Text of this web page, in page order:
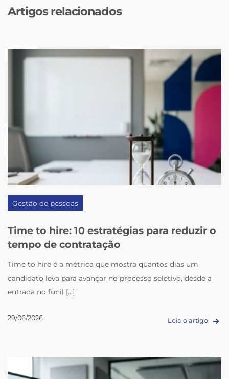
Artigos relacionados
Gestão de pessoas
Time to hire: 10 estratégias para reduzir o
tempo de contratação
Time to hire é a métrica que mostra quantos dias um
candidato leva para avançar no processo seletivo, desde a
entrada no funil [...]
29/06/2026 Leia o artigo